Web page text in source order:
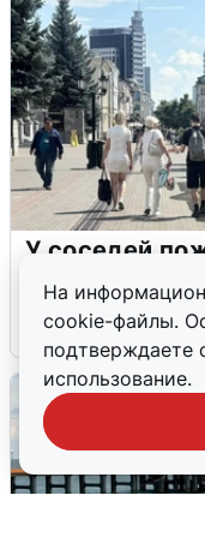
На
cookie-файлы.
подтверждаете
использование.
У соседей
режиме БПЛА
5 августа 0